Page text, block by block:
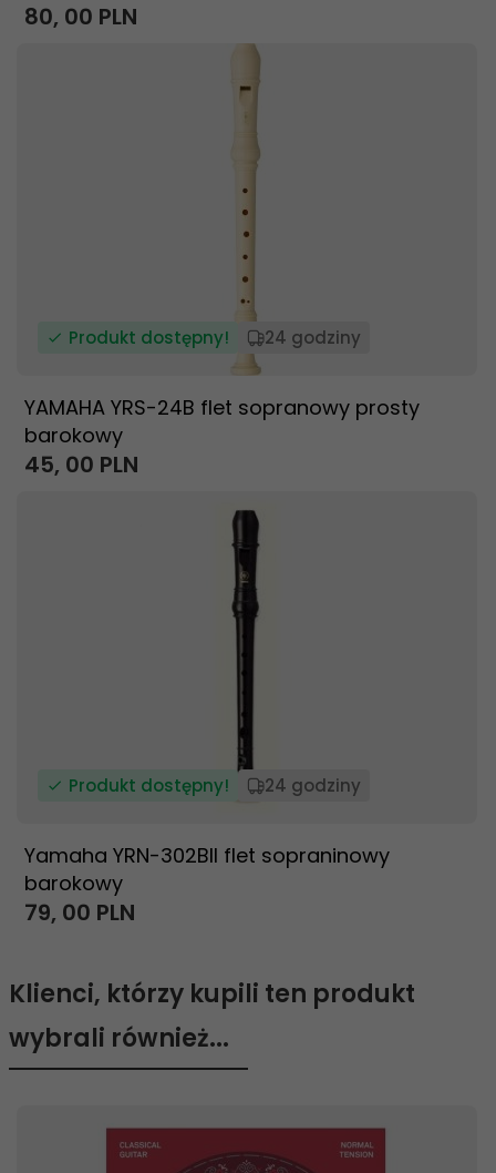
80, 00 PLN
Produkt dostępny! 24 godziny
YAMAHA YRS-24B flet sopranowy prosty
barokowy
45, 00 PLN
Produkt dostępny! 24 godziny
Yamaha YRN-302BII flet sopraninowy
barokowy
79, 00 PLN
Klienci, którzy kupili ten produkt
wybrali również...